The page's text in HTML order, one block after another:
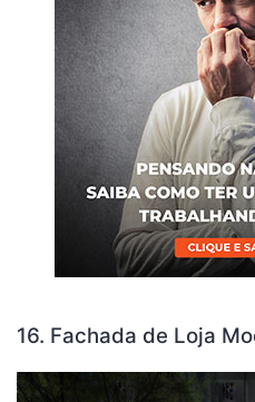
16. Fachada de Loja